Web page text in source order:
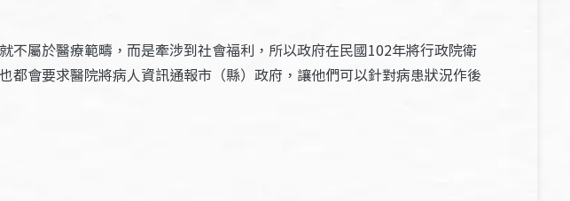
屬於醫療範疇，而是牽涉到社會福利，所以政府在民國102年將行政院衛
會要求醫院將病人資訊通報市（縣）政府，讓他們可以針對病患狀況作後